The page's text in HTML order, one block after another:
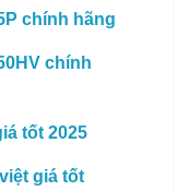
chính hãng
chính
tốt 2025
giá tốt